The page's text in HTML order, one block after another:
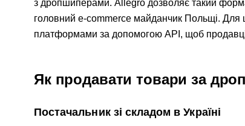
з дропшиперами. Allegro дозволяє такий
головний e-commerce майданчик Польщі. Для
платформами за допомогою API, щоб
Як продавати товари за
Постачальник зі складом в Україні